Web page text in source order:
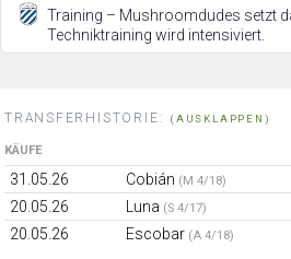
Training – Mushroomdudes setzt
Techniktraining wird intensiviert.
TRANSFERHISTORIE: (AUSKLAPPEN)
KÄUFE
31.05.26 Cobián (M 4/18)
20.05.26
Luna (S 4/17)
20.05.26
Escobar (A 4/18)